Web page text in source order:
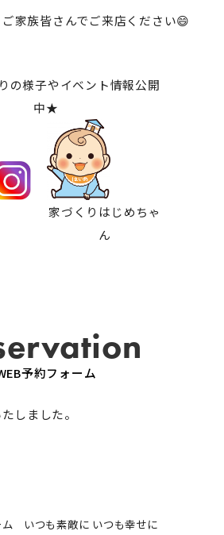
家族皆さんでご来店ください😄
の様子やイベント情報公開
中★
家づくりはじめちゃ
ん
予約フォーム
しました。
いつも素敵に いつも幸せに